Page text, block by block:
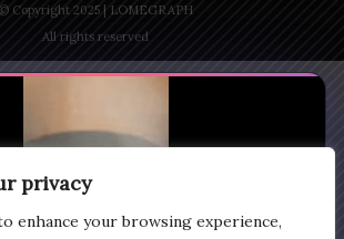
privacy
enhance your browsing experience,
© Copyright 2025 | LOMEGRAPH
All rights reserved